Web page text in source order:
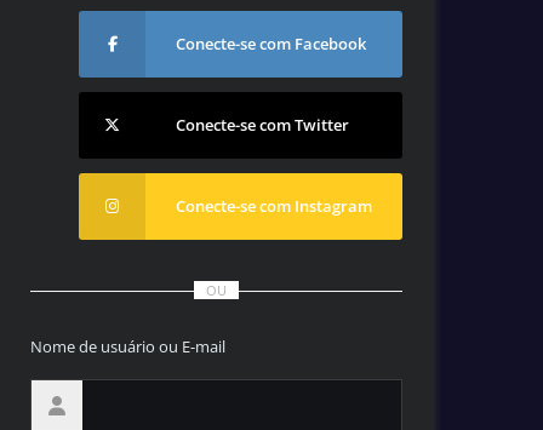
Conecte-se com Facebook
Conecte-se com Twitter
Conecte-se com Instagram
OU
Nome de usuário ou E-mail